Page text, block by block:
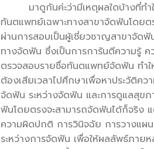
มาดูกันค่ะว่ามีเหตุผลใดบ้างที่ทำใ
ทันตแพทย์เฉพาะทางสาขาจัดฟันโดย
ผ่านการสอบเป็นผู้เชี่ยวชาญสาขาจัด
ทางจัดฟัน ซึ่งเป็นการการันตีความรู้ ค
ตรวจสอบรายชื่อทันตแพทย์จัดฟัน ทำใ
ต้องเสียเวลาไปศึกษาเพื่อหาประวัติ
จัดฟัน ระหว่างจัดฟัน และการดูแลสุข
ฟันโดยตรงจะสามารถจัดฟันได้ก็จริง
ความผิดปกติ การวินิจฉัย การวางแผ
ระหว่างการจัดฟัน เพื่อให้ผลลัพธ์ภา